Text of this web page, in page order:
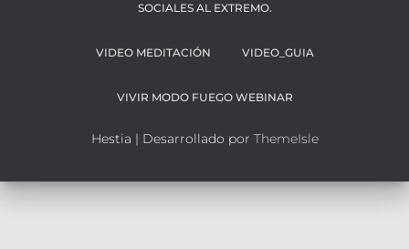
SOCIALES AL EXTREMO.
VIDEO MEDITACIÓN VIDEO_GUIA
VIVIR MODO FUEGO WEBINAR
Hestia | Desarrollado por ThemeIsle